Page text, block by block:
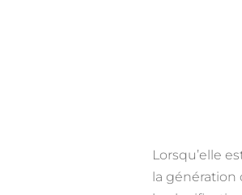
Lorsqu’elle
la génération